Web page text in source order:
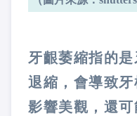
牙齦萎縮指的
退縮，會導致
影響美觀，還